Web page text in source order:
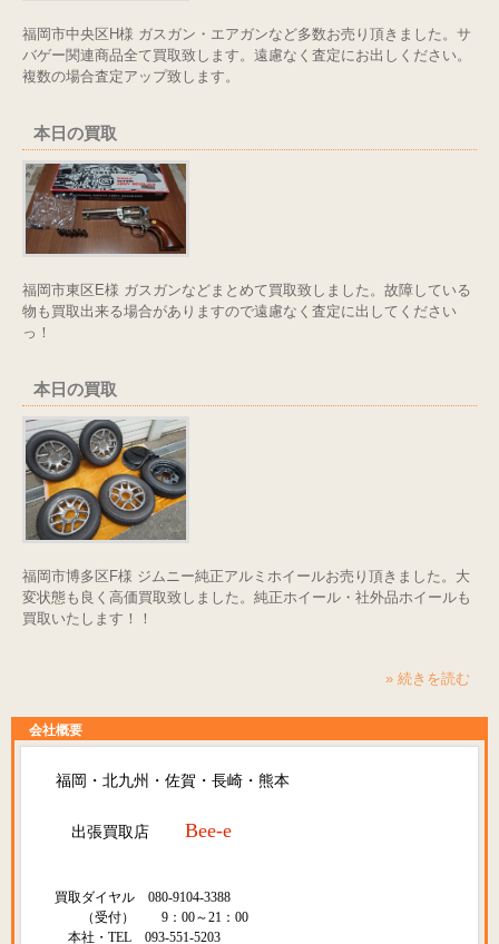
福岡市中央区H様 ガスガン・エアガンなど多数お売り頂きました。サ
バゲー関連商品全て買取致します。遠慮なく査定にお出しください。
複数の場合査定アップ致します。
本日の買取
福岡市東区E様 ガスガンなどまとめて買取致しました。故障している
物も買取出来る場合がありますので遠慮なく査定に出してください
っ！
本日の買取
福岡市博多区F様 ジムニー純正アルミホイールお売り頂きました。大
変状態も良く高価買取致しました。純正ホイール・社外品ホイールも
買取いたします！！
» 続きを読む
会社概要
福岡・北九州・佐賀・長崎・熊本
出張買取店 Bee-e
買取ダイヤル 080-9104-3388
（受付） 9：00～21：00
本社・TEL 093-551-5203